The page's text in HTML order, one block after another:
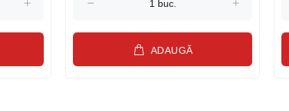
ADAUGĂ